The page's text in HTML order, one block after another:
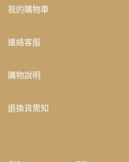
我的購物車
連絡客服
購物說明
退換貨需知